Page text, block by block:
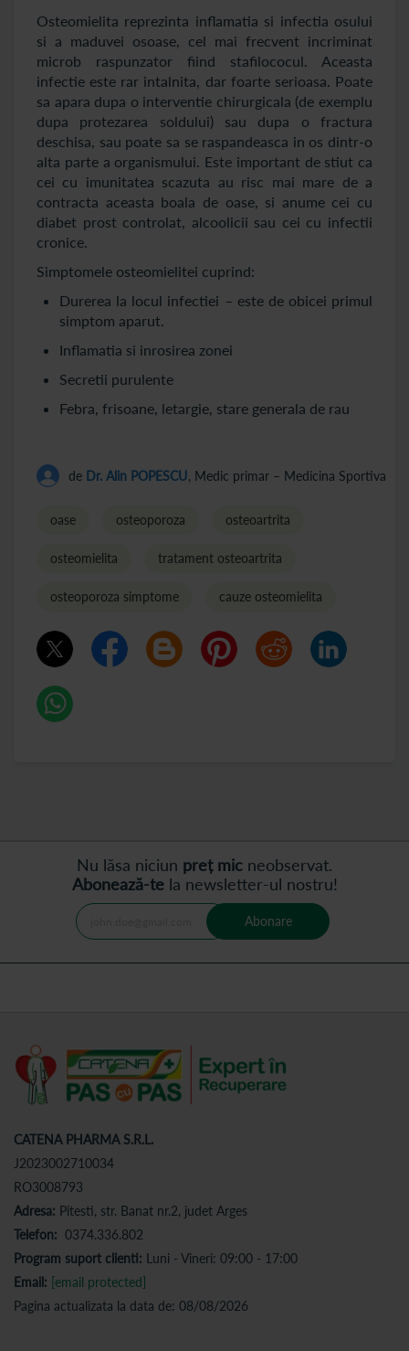
Osteomielita reprezinta inflamatia si infectia osului
si a maduvei osoase, cel mai frecvent incriminat
microb raspunzator fiind stafilococul. Aceasta
infectie este rar intalnita, dar foarte serioasa. Poate
sa apara dupa o interventie chirurgicala (de exemplu
dupa protezarea soldului) sau dupa o fractura
deschisa, sau poate sa se raspandeasca in os dintr-o
alta parte a organismului. Este important de stiut ca
cei cu imunitatea scazuta au risc mai mare de a
contracta aceasta boala de oase, si anume cei cu
diabet prost controlat, alcoolicii sau cei cu infectii
cronice.
Simptomele osteomielitei cuprind:
Durerea la locul infectiei – este de obicei primul
simptom aparut.
Inflamatia si inrosirea zonei
Secretii purulente
Febra, frisoane, letargie, stare generala de rau
de Dr. Alin POPESCU, Medic primar – Medicina Sportiva
oase osteoporoza osteoartrita
osteomielita tratament osteoartrita
osteoporoza simptome cauze osteomielita
Nu lăsa niciun preț mic neobservat.
Abonează-tela newsletter-ul nostru!
Abonare
CATENA PHARMA S.R.L.
J2023002710034
RO3008793
Adresa: Pitesti, str. Banat nr.2, judet Arges
Telefon: 0374.336.802
Program suport clienti: Luni - Vineri: 09:00 - 17:00
Email: [email protected]
Pagina actualizata la data de: 08/08/2026